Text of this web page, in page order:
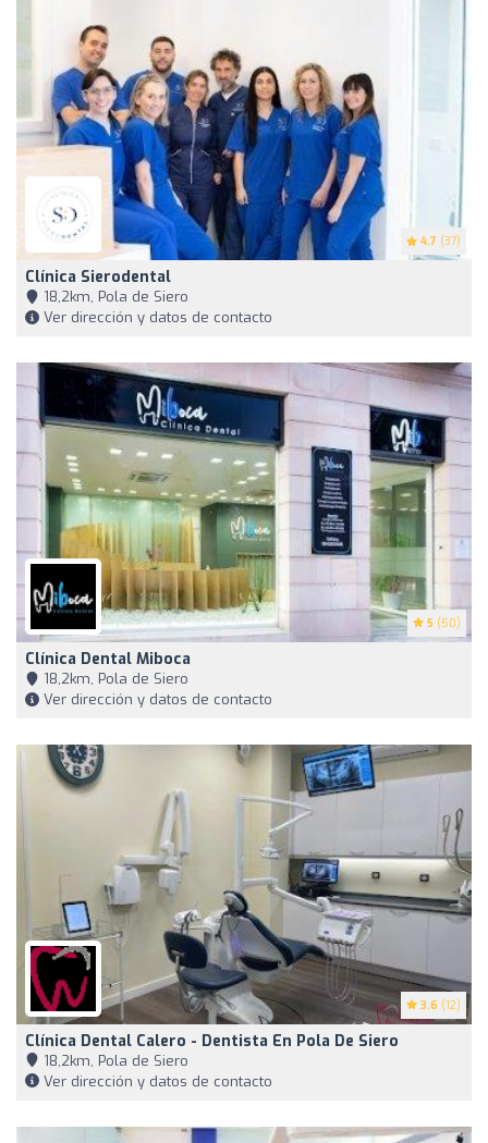
4.7 (37)
Clínica Sierodental
18,2km, Pola de Siero
Ver dirección y datos de contacto
5 (50)
Clínica Dental Miboca
18,2km, Pola de Siero
Ver dirección y datos de contacto
3.6 (12)
Clínica Dental Calero - Dentista En Pola De Siero
18,2km, Pola de Siero
Ver dirección y datos de contacto